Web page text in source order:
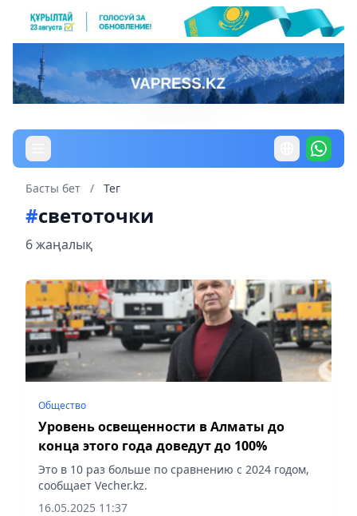
Басты бет / Тег
#светоточки
6 жаңалық
Общество
Уровень освещенности в Алматы до
конца этого года доведут до 100%
Это в 10 раз больше по сравнению с 2024 годом,
сообщает Vecher.kz.
16.05.2025 11:37